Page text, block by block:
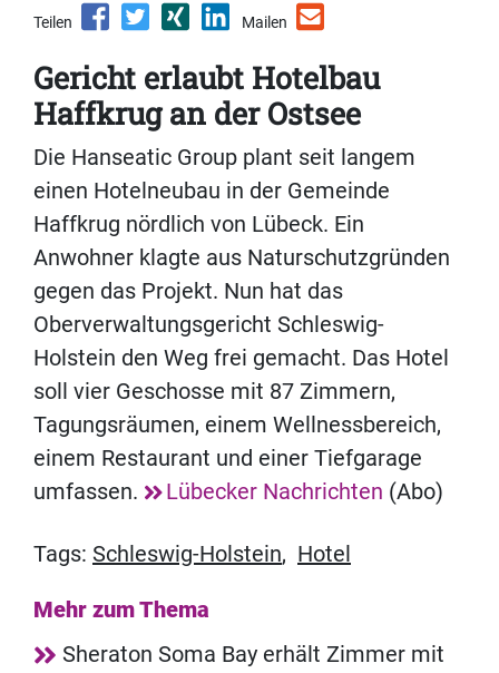
Teilen Mailen
Gericht erlaubt Hotelbau
Haffkrug an der Ostsee
Die Hanseatic Group plant seit langem
einen Hotelneubau in der Gemeinde
Haffkrug nördlich von Lübeck. Ein
Anwohner klagte aus Naturschutzgründen
gegen das Projekt. Nun hat das
Oberverwaltungsgericht Schleswig-
Holstein den Weg frei gemacht. Das Hotel
soll vier Geschosse mit 87 Zimmern,
Tagungsräumen, einem Wellnessbereich,
einem Restaurant und einer Tiefgarage
umfassen.
Lübecker Nachrichten (Abo)
Tags: Schleswig-Holstein, Hotel
Mehr zum Thema
Sheraton Soma Bay erhält Zimmer mit